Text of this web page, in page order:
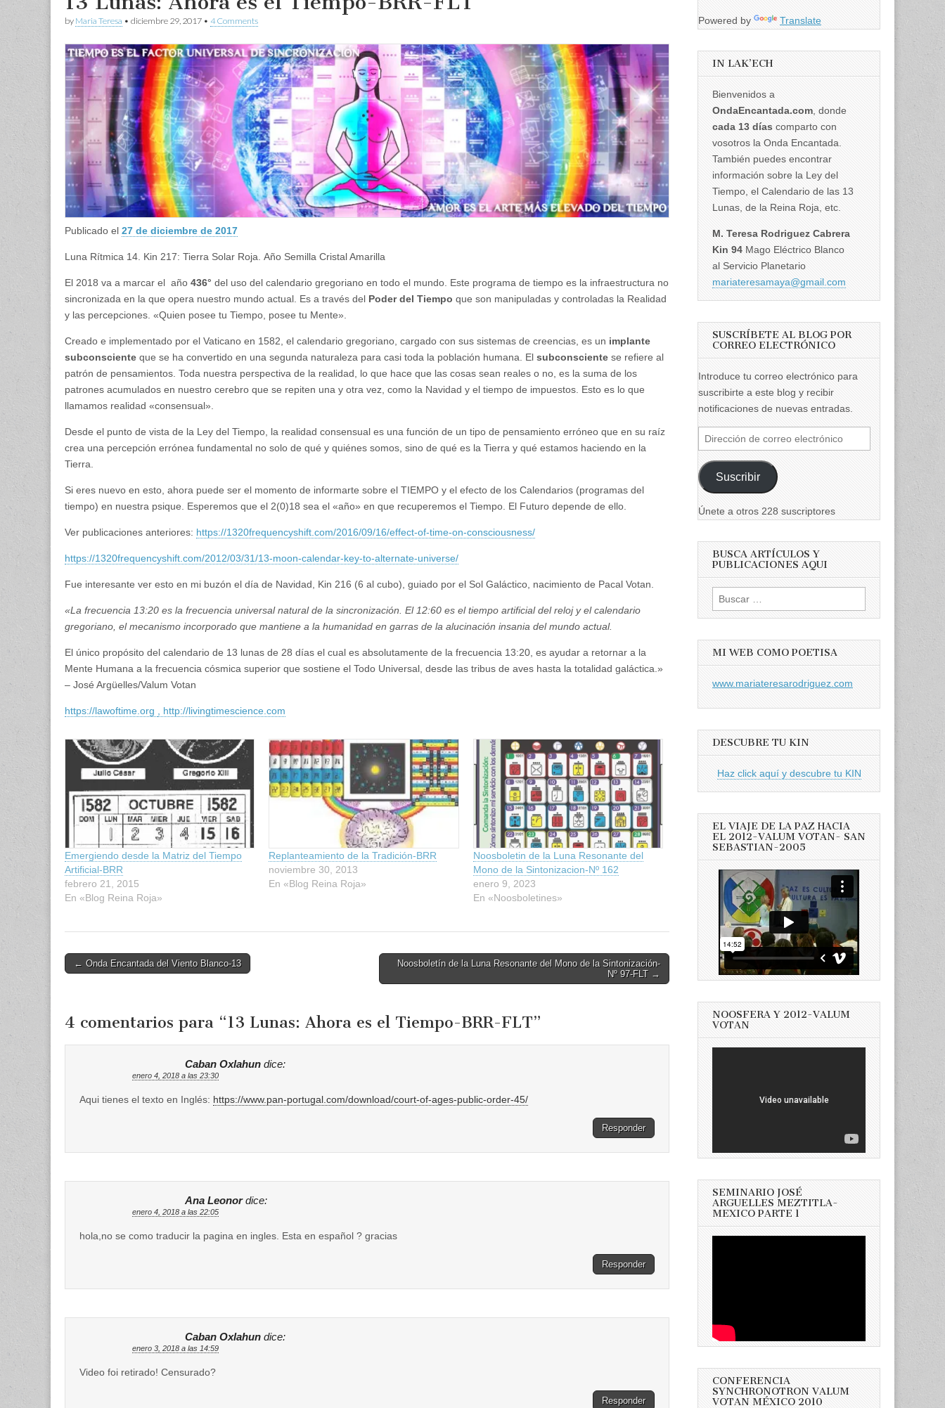
by Maria Teresa • diciembre 29, 2017 • 4 Comments
Publicado el 27 de diciembre de 2017
Luna Rítmica 14. Kin 217: Tierra Solar Roja. Año Semilla Cristal Amarilla
El 2018 va a marcar el año 436° del uso del calendario gregoriano en todo el mundo. Este programa de tiempo es la infraestructura no
sincronizada en la que opera nuestro mundo actual. Es a través del Poder del Tiempo que son manipuladas y controladas la Realidad
y las percepciones. «Quien posee tu Tiempo, posee tu Mente».
Creado e implementado por el Vaticano en 1582, el calendario gregoriano, cargado con sus sistemas de creencias, es un implante
subconsciente que se ha convertido en una segunda naturaleza para casi toda la población humana. El subconsciente se refiere al
patrón de pensamientos. Toda nuestra perspectiva de la realidad, lo que hace que las cosas sean reales o no, es la suma de los
patrones acumulados en nuestro cerebro que se repiten una y otra vez, como la Navidad y el tiempo de impuestos. Esto es lo que
llamamos realidad «consensual».
Desde el punto de vista de la Ley del Tiempo, la realidad consensual es una función de un tipo de pensamiento erróneo que en su raíz
crea una percepción errónea fundamental no solo de qué y quiénes somos, sino de qué es la Tierra y qué estamos haciendo en la
Tierra.
Si eres nuevo en esto, ahora puede ser el momento de informarte sobre el TIEMPO y el efecto de los Calendarios (programas del
tiempo) en nuestra psique. Esperemos que el 2(0)18 sea el «año» en que recuperemos el Tiempo. El Futuro depende de ello.
Ver publicaciones anteriores: https://1320frequencyshift.com/2016/09/16/effect-of-time-on-consciousness/
https://1320frequencyshift.com/2012/03/31/13-moon-calendar-key-to-alternate-universe/
Fue interesante ver esto en mi buzón el día de Navidad, Kin 216 (6 al cubo), guiado por el Sol Galáctico, nacimiento de Pacal Votan.
«La frecuencia 13:20 es la frecuencia universal natural de la sincronización. El 12:60 es el tiempo artificial del reloj y el calendario
gregoriano, el mecanismo incorporado que mantiene a la humanidad en garras de la alucinación insania del mundo actual.
El único propósito del calendario de 13 lunas de 28 días el cual es absolutamente de la frecuencia 13:20, es ayudar a retornar a la
Mente Humana a la frecuencia cósmica superior que sostiene el Todo Universal, desde las tribus de aves hasta la totalidad galáctica.»
– José Argüelles/Valum Votan
https://lawoftime.org , http://livingtimescience.com
Emergiendo desde la Matriz del Tiempo
Artificial-BRR
febrero 21, 2015
En «Blog Reina Roja»
Replanteamiento de la Tradición-BRR
noviembre 30, 2013
En «Blog Reina Roja»
Noosboletin de la Luna Resonante del
Mono de la Sintonizacion-Nº 162
enero 9, 2023
En «Noosboletines»
Post
← Onda Encantada del Viento Blanco-13
Noosboletín de la Luna Resonante del Mono de la Sintonización-
Nº 97-FLT →
4 comentarios para “13 Lunas: Ahora es el Tiempo-BRR-FLT”
Caban Oxlahun dice:
enero 4, 2018 a las 23:30
Aqui tienes el texto en Inglés: https://www.pan-portugal.com/download/court-of-ages-public-order-45/
Responder
Ana Leonor dice:
enero 4, 2018 a las 22:05
hola,no se como traducir la pagina en ingles. Esta en español ? gracias
Responder
Caban Oxlahun dice:
enero 3, 2018 a las 14:59
Video foi retirado! Censurado?
Responder
Powered by Translate
IN LAK’ECH
Bienvenidos a
OndaEncantada.com , donde
cada 13 días comparto con
vosotros la Onda Encantada.
También puedes encontrar
información sobre la Ley del
Tiempo, el Calendario de las 13
Lunas, de la Reina Roja, etc.
M. Teresa Rodriguez Cabrera
Kin 94 Mago Eléctrico Blanco
al Servicio Planetario
mariateresamaya@gmail.com
SUSCRÍBETE AL BLOG POR
CORREO ELECTRÓNICO
Introduce tu correo electrónico para
suscribirte a este blog y recibir
notificaciones de nuevas entradas.
Dirección
de
correo
electrónico
Suscribir
Únete a otros 228 suscriptores
BUSCA ARTÍCULOS Y
PUBLICACIONES AQUI
Buscar:
MI WEB COMO POETISA
www.mariateresarodriguez.com
DESCUBRE TU KIN
Haz click aquí y descubre tu KIN
EL VIAJE DE LA PAZ HACIA
EL 2012-VALUM VOTAN- SAN
SEBASTIAN-2005
NOOSFERA Y 2012-VALUM
VOTAN
SEMINARIO JOSÉ
ARGUELLES MEZTITLA-
MEXICO PARTE 1
CONFERENCIA
SYNCHRONOTRON VALUM
VOTAN MÉXICO 2010